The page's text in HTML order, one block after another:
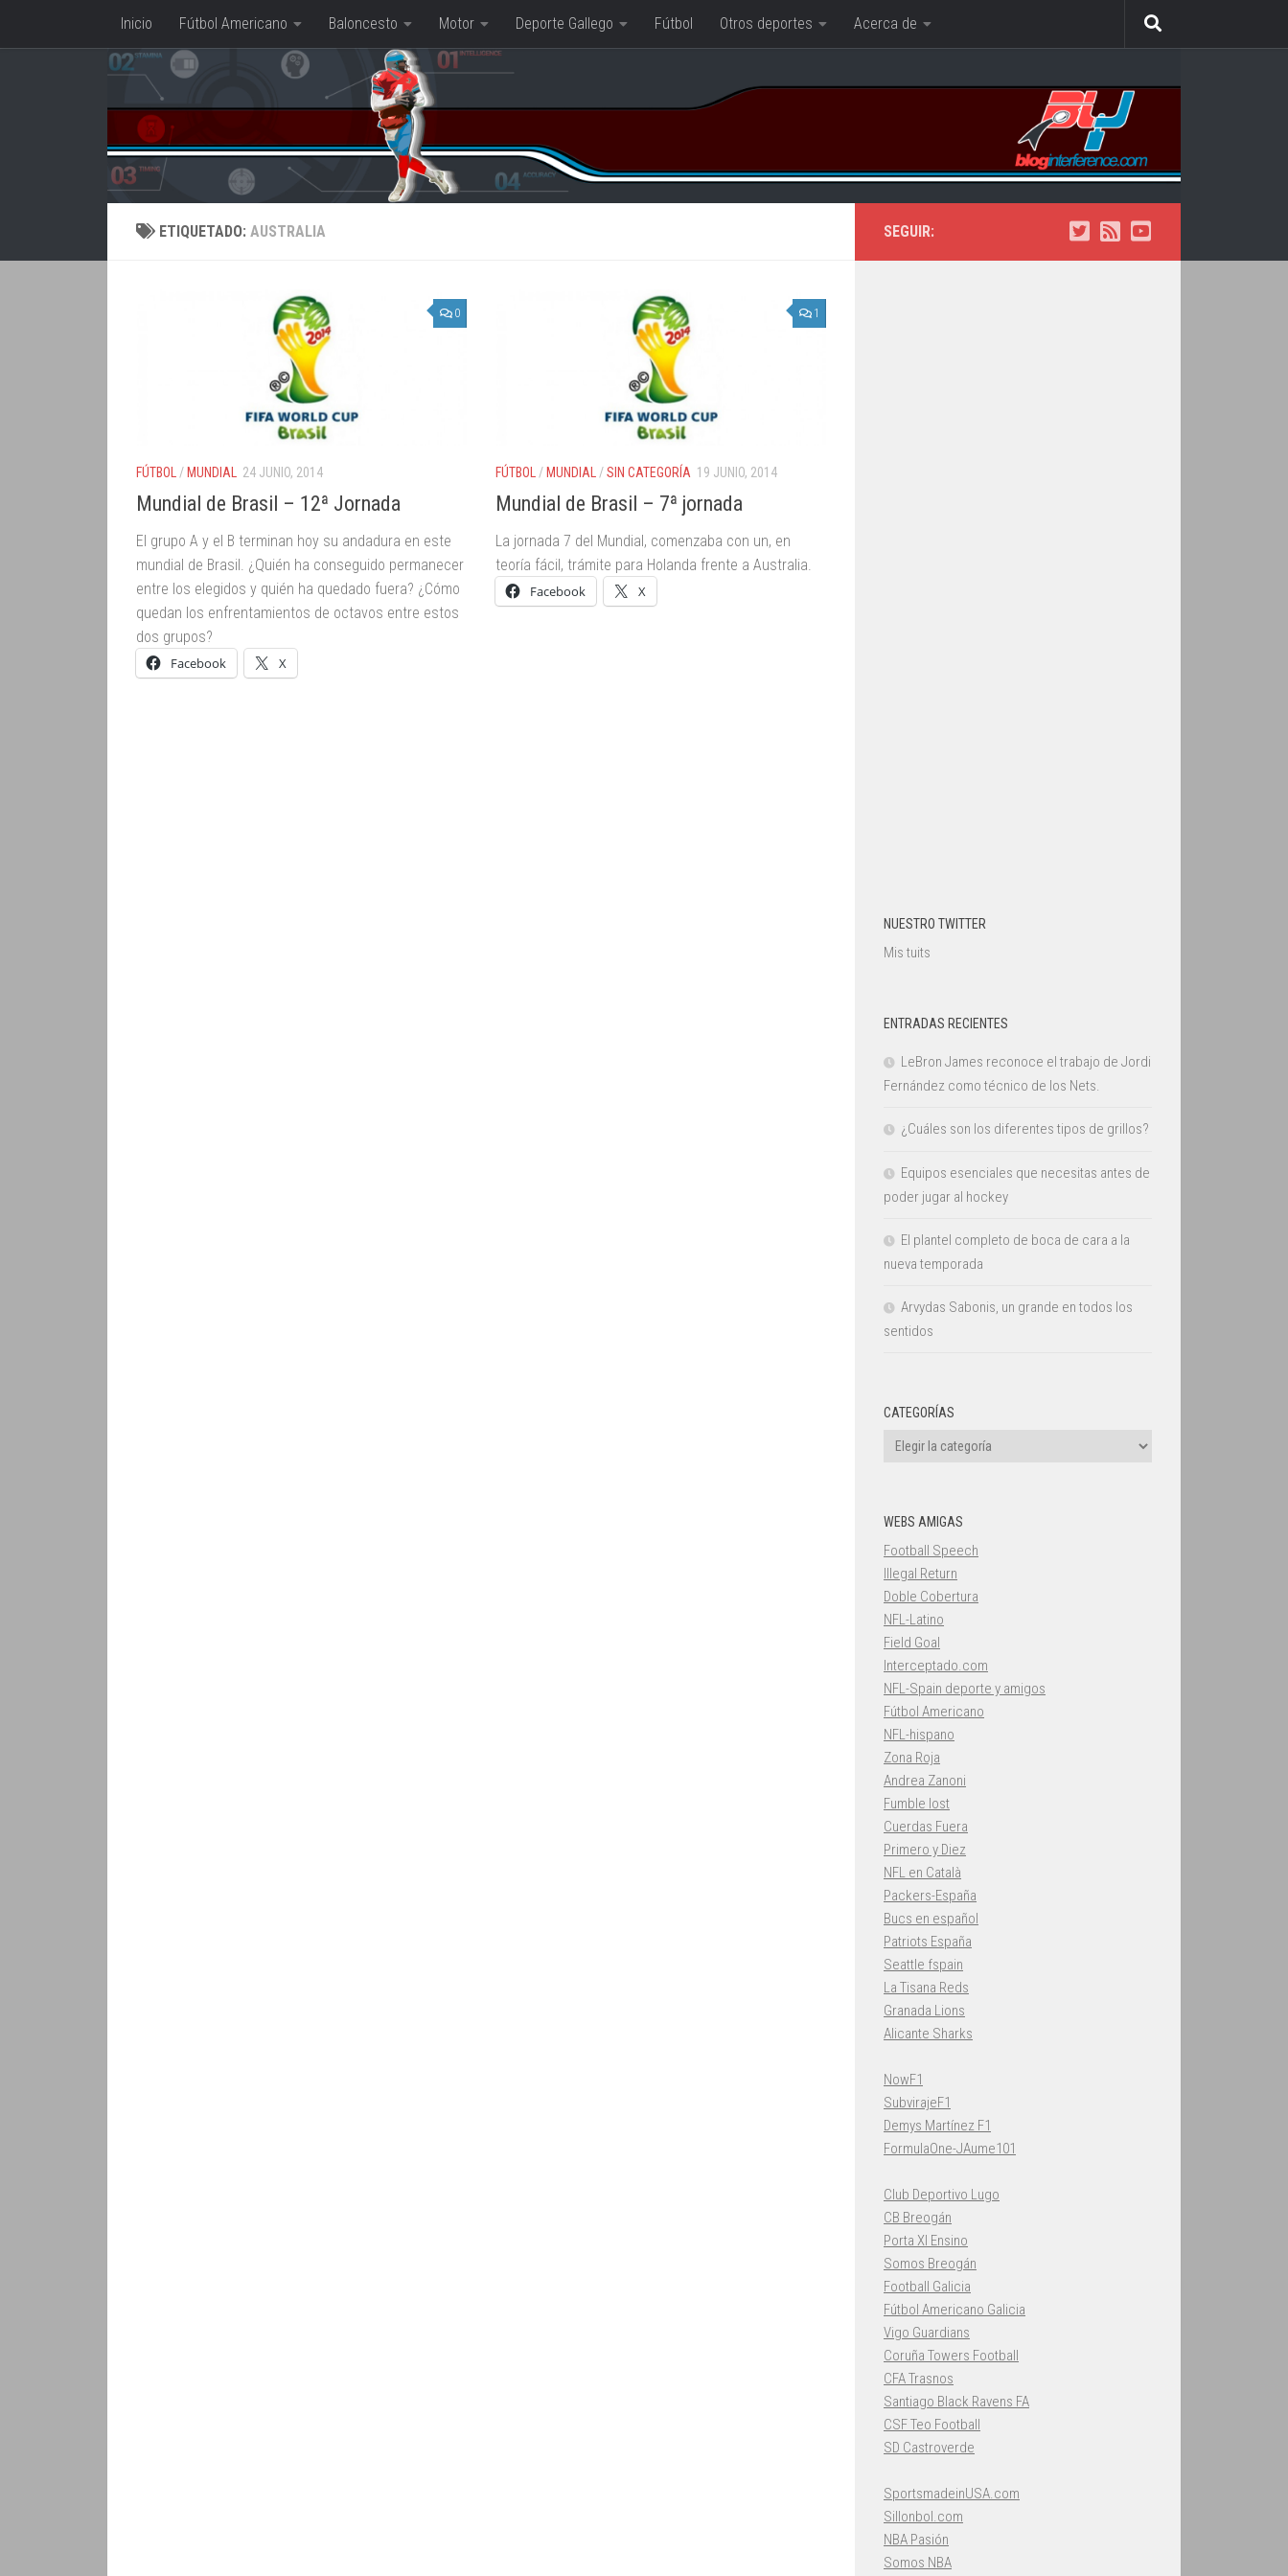
Saltar al contenido
Inicio Fútbol Americano Baloncesto Motor Deporte Gallego Fútbol Otros deportes Acerca de
ETIQUETADO: AUSTRALIA
0
FÚTBOL/ MUNDIAL 24 JUNIO, 2014
Mundial de Brasil – 12ª Jornada
El grupo A y el B terminan hoy su andadura en este
mundial de Brasil. ¿Quién ha conseguido permanecer
entre los elegidos y quién ha quedado fuera? ¿Cómo
quedan los enfrentamientos de octavos entre estos
dos grupos?
Facebook X
1
FÚTBOL/ MUNDIAL/SIN CATEGORÍA 19 JUNIO, 2014
Mundial de Brasil – 7ª jornada
La jornada 7 del Mundial, comenzaba con un, en
teoría fácil, trámite para Holanda frente a Australia.
Facebook X
SEGUIR:
NUESTRO TWITTER
Mis tuits
ENTRADAS RECIENTES
LeBron James reconoce el trabajo de Jordi
Fernández como técnico de los Nets.
¿Cuáles son los diferentes tipos de grillos?
Equipos esenciales que necesitas antes de
poder jugar al hockey
El plantel completo de boca de cara a la
nueva temporada
Arvydas Sabonis, un grande en todos los
sentidos
CATEGORÍAS
Categorías
WEBS AMIGAS
Football Speech
Illegal Return
Doble Cobertura
NFL-Latino
Field Goal
Interceptado.com
NFL-Spain deporte y amigos
Fútbol Americano
NFL-hispano
Zona Roja
Andrea Zanoni
Fumble lost
Cuerdas Fuera
Primero y Diez
NFL en Català
Packers-España
Bucs en español
Patriots España
Seattle fspain
La Tisana Reds
Granada Lions
Alicante Sharks
NowF1
SubvirajeF1
Demys Martínez F1
FormulaOne-JAume101
Club Deportivo Lugo
CB Breogán
Porta XI Ensino
Somos Breogán
Football Galicia
Fútbol Americano Galicia
Vigo Guardians
Coruña Towers Football
CFA Trasnos
Santiago Black Ravens FA
CSF Teo Football
SD Castroverde
SportsmadeinUSA.com
Sillonbol.com
NBA Pasión
Somos NBA